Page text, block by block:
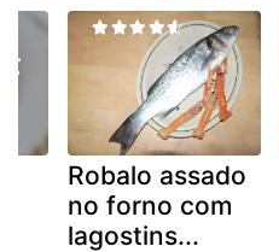
Robalo assado
no forno com
lagostins...